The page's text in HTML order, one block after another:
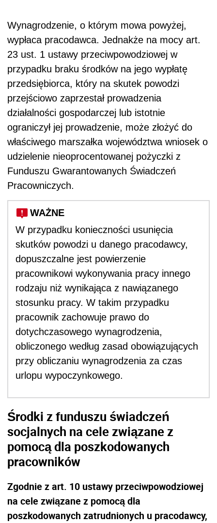
Wynagrodzenie, o którym mowa powyżej,
wypłaca pracodawca. Jednakże na mocy art.
23 ust. 1 ustawy przeciwpowodziowej w
przypadku braku środków na jego wypłatę
przedsiębiorca, który na skutek powodzi
przejściowo zaprzestał prowadzenia
działalności gospodarczej lub istotnie
ograniczył jej prowadzenie, może złożyć do
właściwego marszałka województwa wniosek o
udzielenie nieoprocentowanej pożyczki z
Funduszu Gwarantowanych Świadczeń
Pracowniczych.
WAŻNE
W przypadku konieczności usunięcia
skutków powodzi u danego pracodawcy,
dopuszczalne jest powierzenie
pracownikowi wykonywania pracy innego
rodzaju niż wynikająca z nawiązanego
stosunku pracy. W takim przypadku
pracownik zachowuje prawo do
dotychczasowego wynagrodzenia,
obliczonego według zasad obowiązujących
przy obliczaniu wynagrodzenia za czas
urlopu wypoczynkowego.
Środki z funduszu świadczeń
socjalnych na cele związane z
pomocą dla poszkodowanych
pracowników
Zgodnie z art. 10 ustawy przeciwpowodziowej
na cele związane z pomocą dla
poszkodowanych zatrudnionych u pracodawcy,